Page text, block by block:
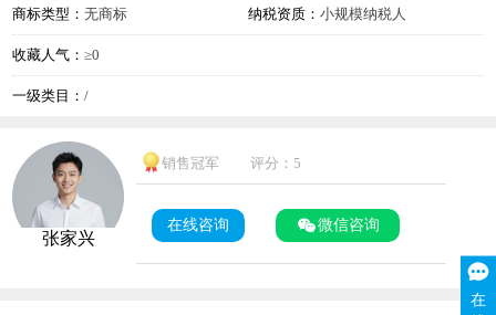
商标类型：无商标 纳税资质： 小规模纳税人
收藏人气：≥0
一级类目：/
张家兴
销售冠军 评分：5
在线咨询 微信咨询
在